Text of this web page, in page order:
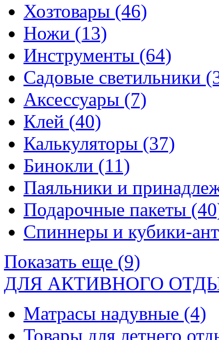
Хозтовары (46)
Ножи (13)
Инструменты (64)
Садовые светильники
Аксессуары (7)
Клей (40)
Калькуляторы (37)
Бинокли (11)
Паяльники и
Подарочные пакеты
Спиннеры и кубики-
Показать еще (9)
ДЛЯ АКТИВНОГО
Матрасы надувные (4)
Товары для летнего